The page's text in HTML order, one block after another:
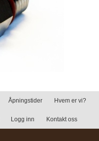
Åpningstider Hvem er vi?
Logg inn Kontakt oss